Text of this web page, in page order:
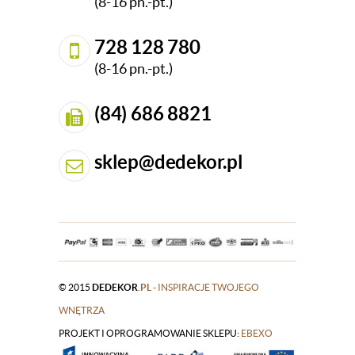
728 128 780
(8-16 pn.-pt.)
(84) 686 8821
sklep@dedekor.pl
© 2015 DEDEKOR .PL - INSPIRACJE TWOJEGO
WNĘTRZA
|
PROJEKT I OPROGRAMOWANIE SKLEPU: EBEXO